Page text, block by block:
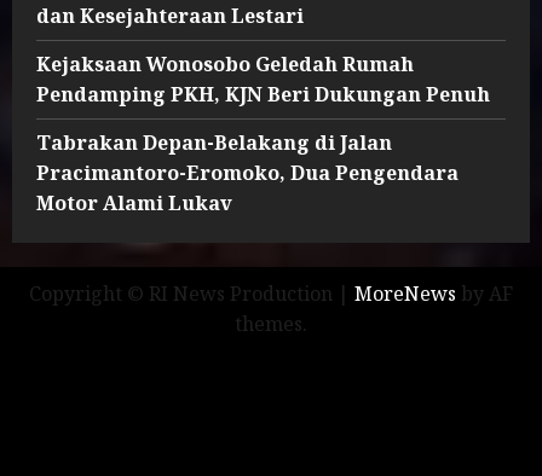
dan Kesejahteraan Lestari
Kejaksaan Wonosobo Geledah Rumah
Pendamping PKH, KJN Beri Dukungan Penuh
Tabrakan Depan-Belakang di Jalan
Pracimantoro-Eromoko, Dua Pengendara
Motor Alami Lukav
Copyright © RI News Production | MoreNews by AF
themes.